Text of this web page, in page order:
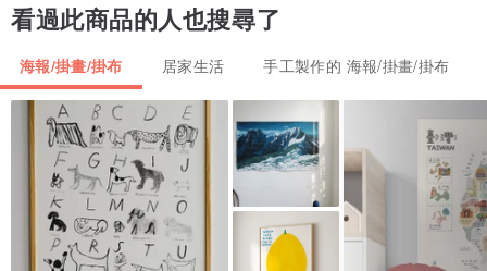
看過此商品的人也搜尋了
海報/掛畫/掛布 居家生活 手工製作的 海報/掛畫/掛布